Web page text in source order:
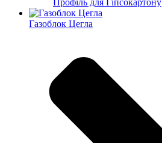
Газоблок Цегла